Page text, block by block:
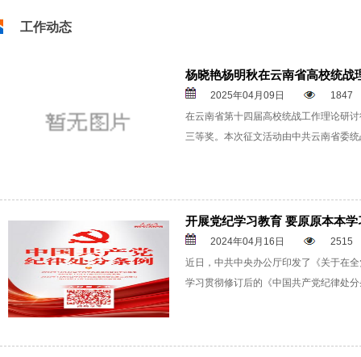
工作动态
杨晓艳杨明秋在云南省高校统战
2025年04月09日
1847
在云南省第十四届高校统战工作理论研
三等奖。本次征文活动由中共云南省委
开展党纪学习教育 要原原本本
2024年04月16日
2515
近日，中共中央办公厅印发了《关于在
学习贯彻修订后的《中国共产党纪律处